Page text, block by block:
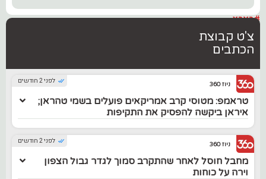
#בארץ
צ'ט קבוצת
הכתבים
לפני 2 חודשים ניוז 360
טראמפ: מטוסי קרב אמריקאים פועלים בשמי טהראן;
איראן ביקשה להפסיק את התקיפות
לפני 2 חודשים ניוז 360
מחבל חוסל לאחר שהתקרב סמוך לגדר גבול הצפון
וירה על כוחות